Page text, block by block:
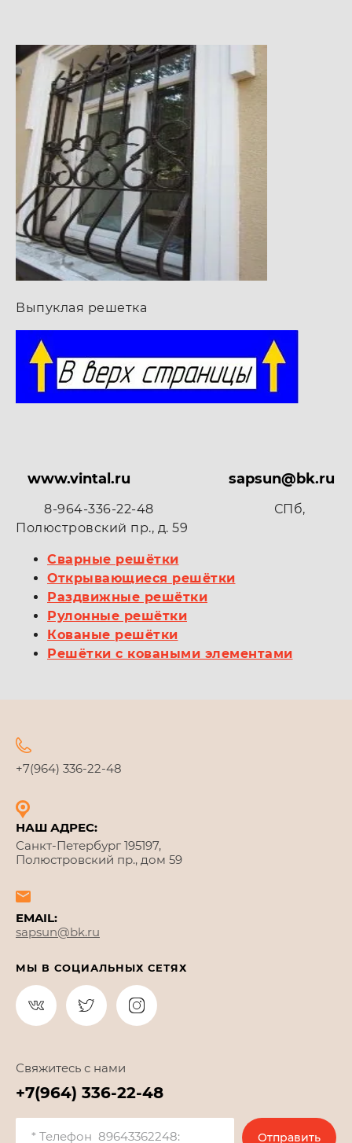
Выпуклая решетка
www.vintal.ru sapsun@bk.ru
8-964-336-22-48 СПб,
Полюстровский пр., д. 59
Сварные решётки
Открывающиеся решётки
Раздвижные решётки
Рулонные решётки
Кованые решётки
Решётки с коваными элементами
+7(964) 336-22-48
НАШ АДРЕС:
Санкт-Петербург 195197,
Полюстровский пр., дом 59
EMAIL:
sapsun@bk.ru
МЫ В СОЦИАЛЬНЫХ СЕТЯХ
Свяжитесь с нами
+7(964) 336-22-48
Отправить